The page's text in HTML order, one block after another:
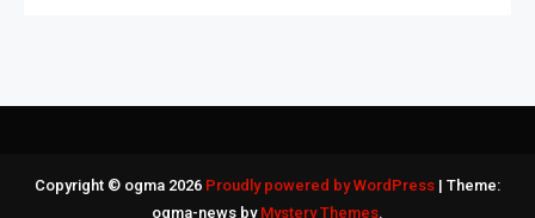
Copyright © ogma 2026 Proudly powered by WordPress | Theme:
ogma-news by Mystery Themes.